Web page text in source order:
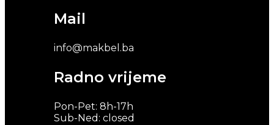
Mail
info@makbel.ba
Radno vrijeme
Pon-Pet: 8h-17h
Sub-Ned: closed